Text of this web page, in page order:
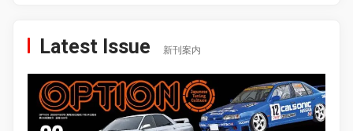
Latest Issue 新刊案内